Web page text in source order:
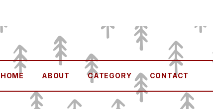
HOME ABOUT CATEGORY CONTACT